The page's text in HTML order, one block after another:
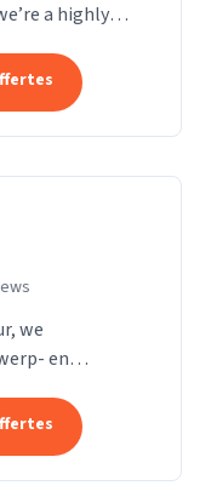
a highly
of electrical
we
en
ervaring met